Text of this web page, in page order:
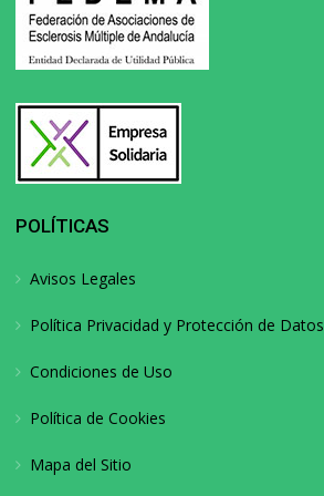
POLÍTICAS
Avisos Legales
Política Privacidad y Protección de Datos
Condiciones de Uso
Política de Cookies
Mapa del Sitio